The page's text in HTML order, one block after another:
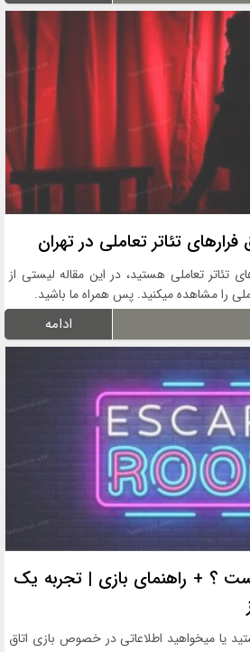
تئاتر تعاملی در تهران
تئاتر تعاملی هستید، در این مقاله لیستی از
را مشاهده میکنید. پس همراه ما باشید.
ادامه
؟ + راهنمای بازی | تجربه یک
یا میخواهید اطلاعاتی در خصوص بازی اتاق